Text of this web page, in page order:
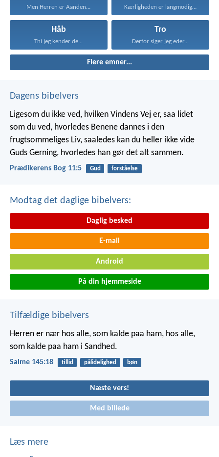
Men Herren er Aanden... Kærligheden er langmodig, er...
Håb
Thi jeg kender de...
Tro
Derfor siger jeg eder...
Flere emner...
Dagens bibelvers
Ligesom du ikke ved, hvilken Vindens Vej er, saa lidet
som du ved, hvorledes Benene dannes i den
frugtsommeliges Liv, saaledes kan du heller ikke vide
Guds Gerning, hvorledes han gør det alt sammen.
Prædikerens Bog 11:5 Gud forståelse
Modtag det daglige bibelvers:
Daglig besked
E-mail
Android
På din hjemmeside
Tilfældige bibelvers
Herren er nær hos alle, som kalde paa ham, hos alle,
som kalde paa ham i Sandhed.
Salme 145:18 tillid pålidelighed bøn
Næste vers!
Med billede
Læs mere